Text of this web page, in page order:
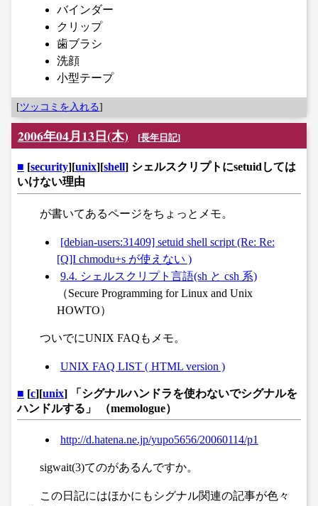
バインダー
クリップ
歯ブラシ
洗顔
小型テープ
[ツッコミを入れる]
2006年04月13日(木) [長年日記]
■ [security][unix][shell] シェルスクリプトにsetuidしては
いけない理由
が書いてあるページをちょっとメモ。
[debian-users:31409] setuid shell script (Re: Re:
[Q]I chmodu+s が使えない )
9.4. シェルスクリプト言語(sh と csh 系)
（Secure Programming for Linux and Unix
HOWTO）
ついでにUNIX FAQもメモ。
UNIX FAQ LIST ( HTML version )
■ [c][unix] 「シグナルハンドラを使わないでシグナルを
ハンドルする」 （memologue）
http://d.hatena.ne.jp/yupo5656/20060114/p1
sigwait(3)てのがあるんですか。
この日記にはほかにもシグナル関連の記事が色々